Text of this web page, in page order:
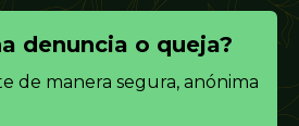
denuncia o queja?
de manera segura, anónima